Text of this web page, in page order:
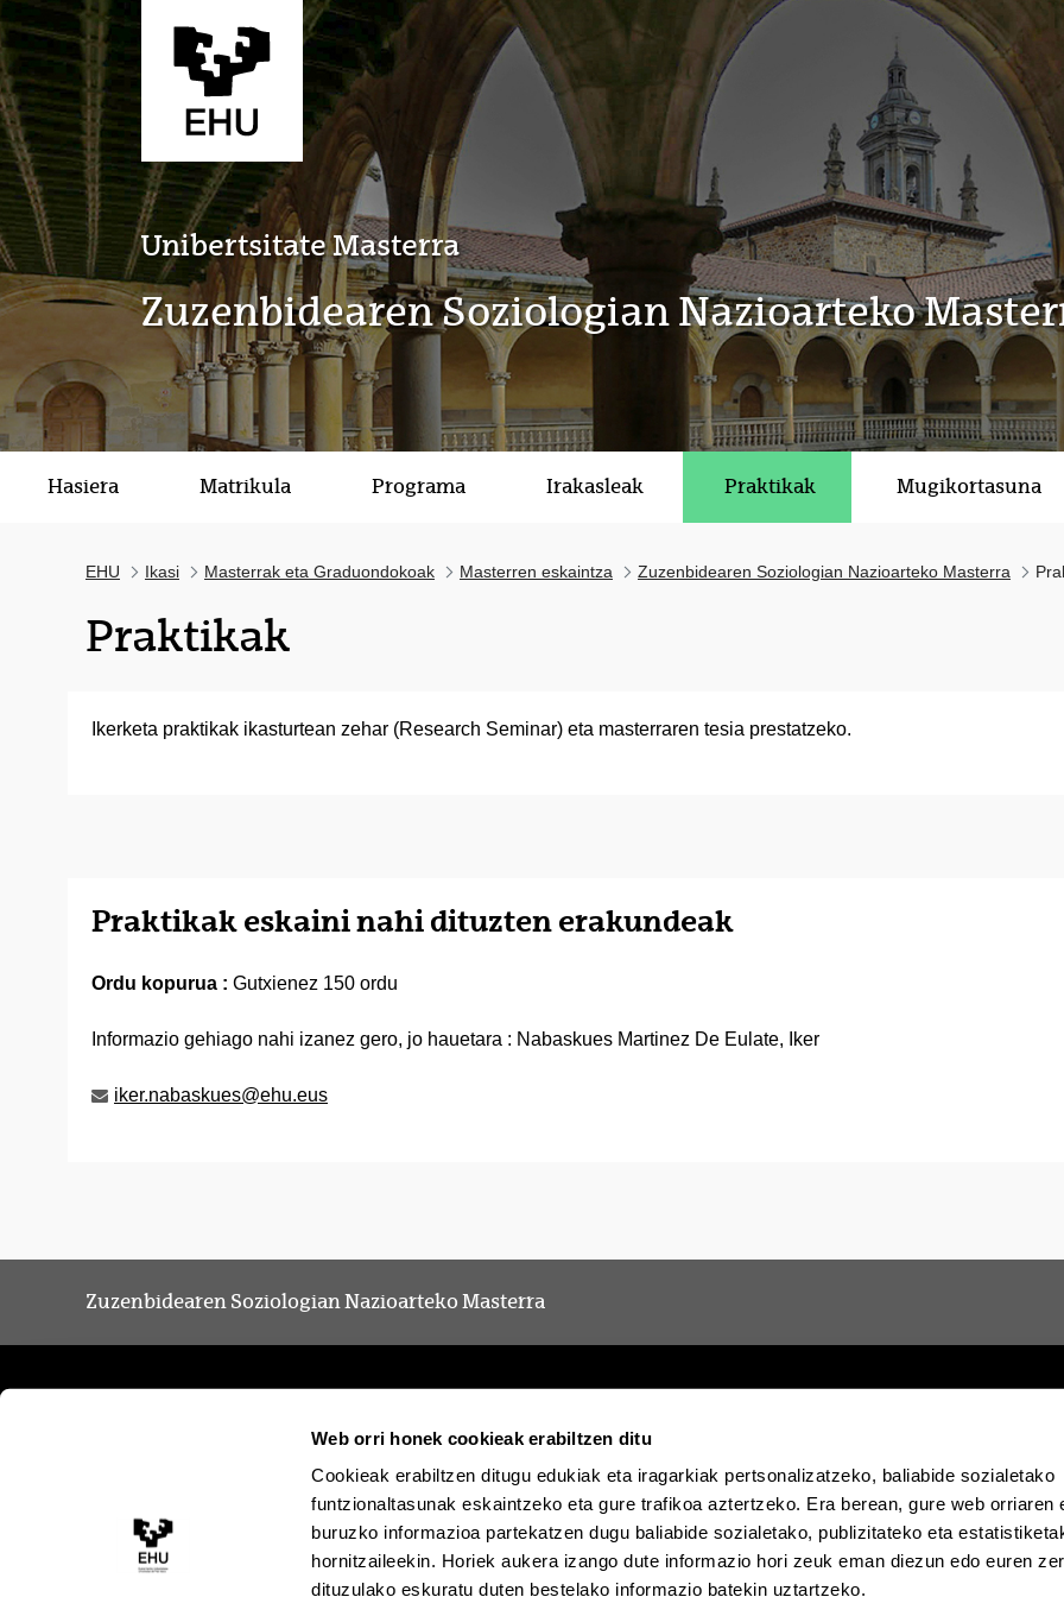
Web orri honek cookieak erabiltzen ditu
Cookieak erabiltzen ditugu edukiak eta iragarkiak pertsonalizatzeko, baliabide sozialetako
funtzionaltasunak eskaintzeko eta gure trafikoa aztertzeko. Era berean, gure web orriaren
buruzko informazioa partekatzen dugu baliabide sozialetako, publizitateko eta
hornitzaileekin. Horiek aukera izango dute informazio hori zeuk eman diezun edo euren
dituzulako eskuratu duten bestelako informazio batekin uztartzeko.
Eduki nagusira joan
Unibertsitate Masterra
Zuzenbidearen Soziologian Nazioarteko
Hasiera Matrikula Programa Irakasleak Praktikak Mugikortasuna
EHU Ikasi Masterrak eta Graduondokoak Masterren eskaintza Zuzenbidearen Soziologian Nazioarteko Masterra
Praktikak
Ikerketa praktikak ikasturtean zehar (Research Seminar) eta masterraren tesia prestatzeko.
Praktikak eskaini nahi dituzten erakundeak
Ordu kopurua : Gutxienez 150 ordu
Informazio gehiago nahi izanez gero, jo hauetara : Nabaskues Martinez De Eulate, Iker
iker.nabaskues@ehu.eus
Zuzenbidearen Soziologian Nazioarteko Masterra
Egoitza elektronikoa Irisgarritasuna Lege
EHU Tiktok-enEHU Bluesky-n
EHU